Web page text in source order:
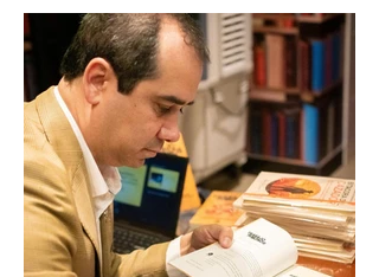
Under 21 por tercer año consecutivo,
formando parte una vez más de la
selección anual de la publicación que
destaca a los artistas menores de 21 años
más influyentes de la industria musical.
Este reconocimiento reaf